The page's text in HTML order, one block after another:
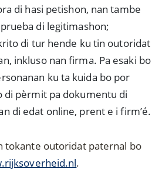
di hasi petishon, nan tambe
di legitimashon;
di tur hende ku tin outoridat
inkluso nan firma. Pa esaki bo
ku ta kuida bo por
di pèrmit pa dokumentu di
di edat online, prent e i firm’é.
tokante outoridat paternal bo
.